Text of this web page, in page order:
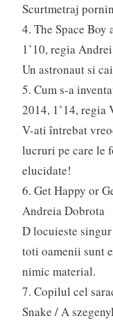
Scurtmetraj
4. The Space Boy
1’10, regia
Un astronaut si
5. Cum s-a
2014, 1’14, regia
V-ati întrebat
lucruri pe care le
elucidate!
6. Get Happy or
Andreia Dobrota
D locuieste
toti oamenii sunt
nimic material.
7. Copilul cel
Snake / A